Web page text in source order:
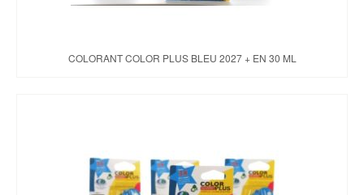
COLORANT COLOR PLUS BLEU 2027 + EN 30 ML